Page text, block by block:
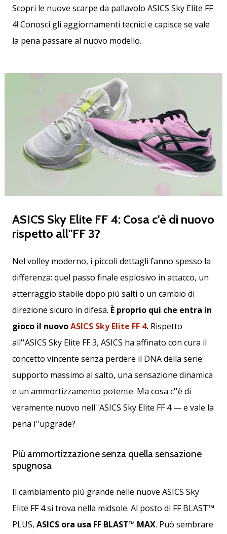
ambassador
Weplayvolleyball
Sei
della
come
marchio
Ambassador.
•
Tempo di lettura: 2 min.
affiliate
program
il
tuo
sito
personale,
blog,
gestisci
una
pagina
Facebook
un
forum
online?
che
generino
Unisciti
Scopri le nuove scarpe da pallavolo ASICS Sky Elite FF
4! Conosci gli aggiornamenti tecnici e capisce se vale
la pena passare al nuovo modello.
ASICS Sky Elite FF 4: Cosa c'è di nuovo
rispetto all''FF 3?
Nel volley moderno, i piccoli dettagli fanno spesso la
differenza: quel passo finale esplosivo in attacco, un
atterraggio stabile dopo più salti o un cambio di
direzione sicuro in difesa. È proprio qui che entra in
gioco il nuovoASICS Sky Elite FF 4. Rispetto
all''ASICS Sky Elite FF 3, ASICS ha affinato con cura il
concetto vincente senza perdere il DNA della serie:
supporto massimo al salto, una sensazione dinamica
e un ammortizzamento potente. Ma cosa c''è di
veramente nuovo nell''ASICS Sky Elite FF 4 — e vale la
pena l''upgrade?
Più ammortizzazione senza quella sensazione
spugnosa
Il cambiamento più grande nelle nuove ASICS Sky
Elite FF 4 si trova nella midsole. Al posto di FF BLAST™
PLUS, ASICS ora usa FF BLAST™ MAX. Può sembrare